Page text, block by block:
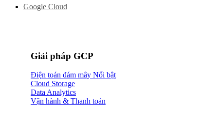
Google Cloud
Giải pháp GCP
Điện toán đám mây
Cloud Storage
Data Analytics
Vận hành & Thanh toán